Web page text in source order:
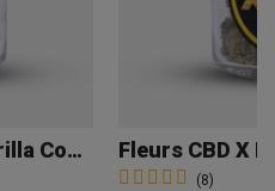
Fleurs De CBD Royal Gorilla Cocori Kush Fleurs CBD X
(8)